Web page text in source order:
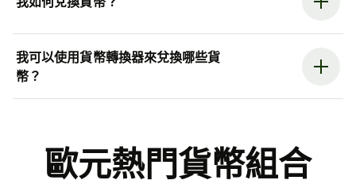
我可以使用貨幣轉換器來兌換哪些貨
幣？
歐元熱門貨幣組合